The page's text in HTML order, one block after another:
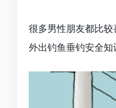
很多男性朋友都比
外出钓鱼垂钓安全知